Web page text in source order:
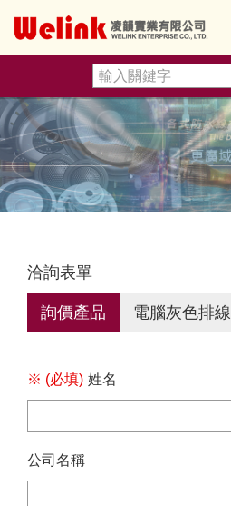
洽詢表單
詢價產品 電腦灰色排線
※ (必填) 姓名
公司名稱